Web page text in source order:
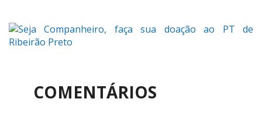
COMENTÁRIOS